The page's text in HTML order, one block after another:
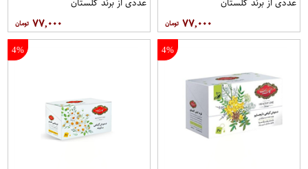
۷۷,۰۰۰ ۷۷,۰۰۰
4%
4%